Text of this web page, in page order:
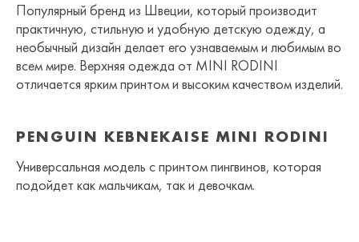
Популярный бренд из Швеции, который производит
практичную, стильную и удобную детскую одежду, а
необычный дизайн делает его узнаваемым и любимым во
всем мире. Верхняя одежда от MINI RODINI
отличается ярким принтом и высоким качеством изделий.
PENGUIN KEBNEKAISE MINI RODINI
Универсальная модель с принтом пингвинов, которая
подойдет как мальчикам, так и девочкам.